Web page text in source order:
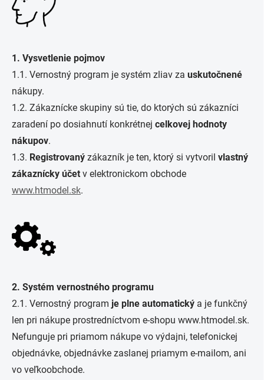
1. Vysvetlenie pojmov
1.1. Vernostný program je systém zliav za uskutočnené
nákupy.
1.2. Zákaznícke skupiny sú tie, do ktorých sú zákazníci
zaradení po dosiahnutí konkrétnej celkovej hodnoty
nákupov.
1.3. Registrovaný zákazník je ten, ktorý si vytvoril vlastný
zákaznícky účet v elektronickom obchode
www.htmodel.sk.
2. Systém vernostného programu
2.1. Vernostný program je plne automatický a je funkčný
len pri nákupe prostredníctvom e-shopu www.htmodel.sk.
Nefunguje pri priamom nákupe vo výdajni, telefonickej
objednávke, objednávke zaslanej priamym e-mailom, ani
vo veľkoobchode.